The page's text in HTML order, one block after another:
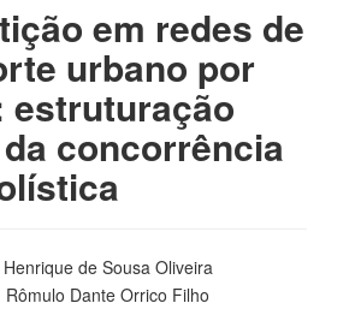
em redes de
urbano por
estruturação
concorrência
de Sousa Oliveira
Rômulo Dante Orrico Filho